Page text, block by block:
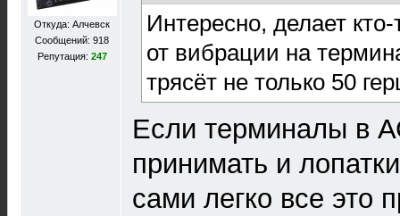
Откуда: Алчевск
Сообщений: 918
Репутация: 247
Интересно, делает
от вибрации на
трясёт не только 50
Если терминалы в
принимать и
сами легко все это